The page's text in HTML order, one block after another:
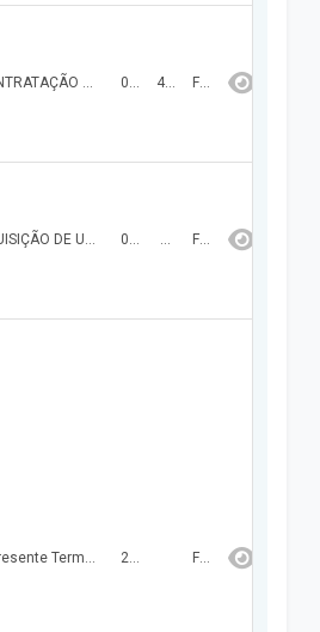
CONTRATAÇÃO DE EMPRESA ESPECIALIZADA PARA PRESTAÇÃO DE SERVIÇOS DE CONTROLE DE PRAGAS, VISANDO ASSIM, ATENDER AS NECESSIDADES DA CÂMARA MUNICIPAL DE NAZÁRIA/PI. 07/05/2025 49.750,00 FINALIZADA
AQUISIÇÃO DE UM VEÍCULO TIPO POPULAR. 04/12/2024 87.182,81 FINALIZADA
O presente Termo de Referência tem por objetivo a prestação de serviços de digitalização de balancetes contábeis e processos administrativos diversos em PDF pesquisável, incluindo a preparação, o escaneamento, o tratamento das imagens, o recolhimento óptico dos caracteres, o armazenamento eletrônico em HD, sendo entregue para o órgão, Câmara Municipal de Nazária – PI, referente aos anos de 2011 à 2020, discriminadas a seguir. 21/09/2024 FINALIZADA